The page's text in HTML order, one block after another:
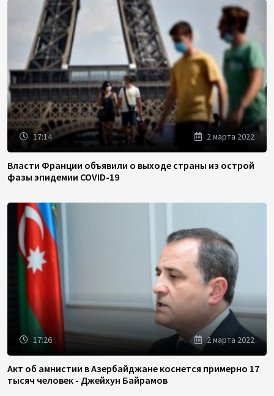
17:14 2 марта 2022
Власти Франции объявили о выходе страны из острой
фазы эпидемии COVID-19
17:26 2 марта 2022
Акт об амнистии в Азербайджане коснется примерно 17
тысяч человек - Джейхун Байрамов